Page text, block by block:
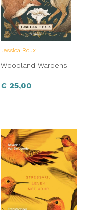
Jessica Roux
Woodland Wardens
€ 25,00